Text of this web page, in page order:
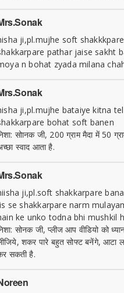
ji,pl.mujhe soft
pathar jaise sakht
n bohat zyada milana
ji,pl.mujhe bataiye kitna
bohat soft banen
सोानक जी, 200 ग्राम मैदा में 50
स्वाद आता है.
ji,pl.soft shakkarpare
se shakkarpare narm
ke unko todna bhi mushkil
सोनक जी, प्लीज आप वीडियो को
शकर पारे बहुत सोफ्ट बनेंगे, आटा
सकती है.